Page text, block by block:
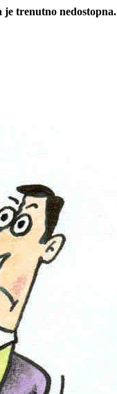
je trenutno nedostopna.